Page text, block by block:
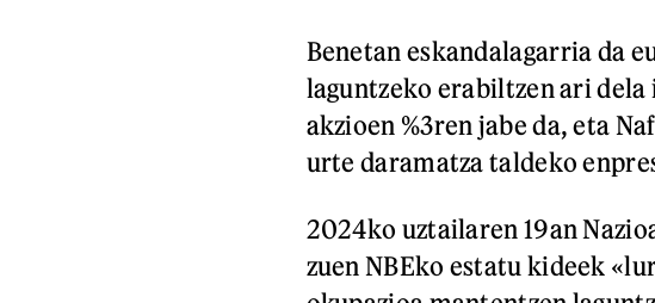
Benetan eskandalagarria da
laguntzeko erabiltzen ari dela
akzioen %3ren jabe da, eta
urte daramatza taldeko
2024ko uztailaren 19an
zuen NBEko estatu kideek